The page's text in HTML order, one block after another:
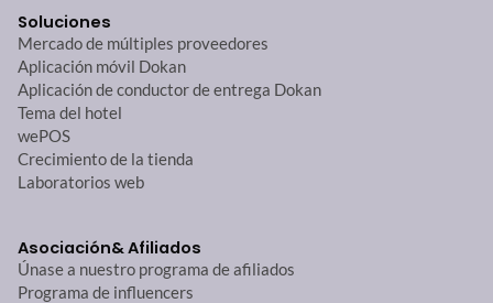
Soluciones
Mercado de múltiples proveedores
Aplicación móvil Dokan
Aplicación de conductor de entrega Dokan
Tema del hotel
wePOS
Crecimiento de la tienda
Laboratorios web
Asociación& Afiliados
Únase a nuestro programa de afiliados
Programa de influencers